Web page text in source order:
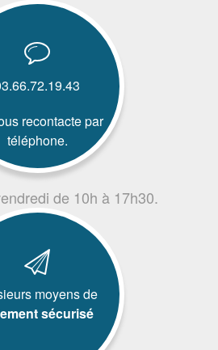
recontacte par
téléphone.
de 10h à 17h30.
moyens de
sécurisé